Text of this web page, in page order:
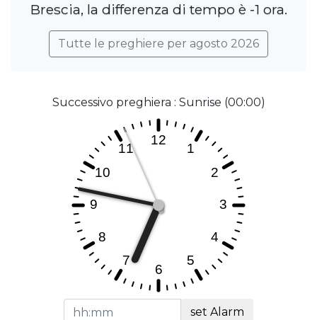
Brescia, la differenza di tempo è -1 ora.
Tutte le preghiere per agosto 2026
Successivo preghiera : Sunrise (00:00)
set Alarm